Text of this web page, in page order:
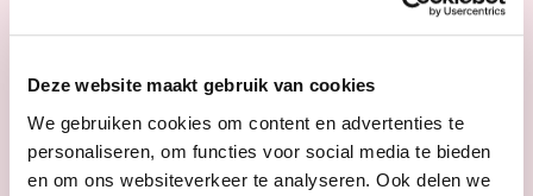
Deze website maakt gebruik van cookies
We gebruiken cookies om content en advertenties te
personaliseren, om functies voor social media te bieden
en om ons websiteverkeer te analyseren. Ook delen we
Bijstand na ongevaldie zorgt voor een onmiddelijk
garantie die de schade vergoedt die door een BOB aan het
voertuig veroorzaakt wordt of die u als BOB aan iemand
anders voertuig toebrengt.